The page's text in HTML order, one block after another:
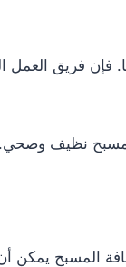
لها. فإن فريق
بمسبح نظيف وصحي.
المسبح يمكن